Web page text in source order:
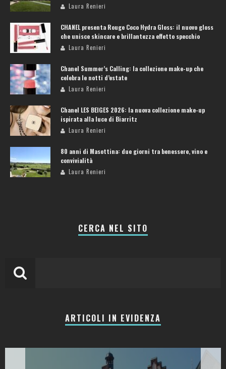
Laura Renieri
CHANEL presenta Rouge Coco Hydra Gloss: il nuovo gloss
che unisce skincare e brillantezza effetto specchio
Laura Renieri
Chanel Summer’s Calling: la collezione make-up che
celebra le notti d’estate
Laura Renieri
Chanel LES BEIGES 2026: la nuova collezione make-up
ispirata alla luce di Biarritz
Laura Renieri
80 anni di Masottina: due giorni tra benessere, vino e
convivialità
Laura Renieri
CERCA NEL SITO
ARTICOLI IN EVIDENZA